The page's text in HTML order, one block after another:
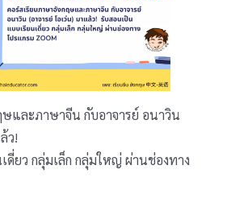
และภาษาจีน กับอาจารย์ อนาวิน
ว!
ยว กลุ่มเล็ก กลุ่มใหญ่ ผ่านช่องทาง